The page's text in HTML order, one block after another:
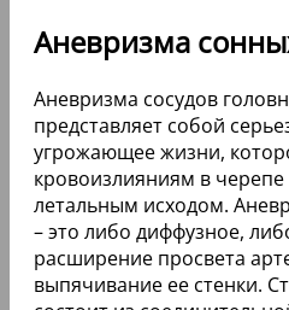
Аневризма
Аневризма сосудов
представляет собой
угрожающее жизни,
кровоизлияниям в
летальным исходом.
– это либо диффузное,
расширение просвета
выпячивание ее стенки.